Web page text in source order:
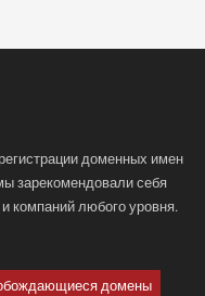
доменных имен
зарекомендовали себя
компаний любого уровня.
домены